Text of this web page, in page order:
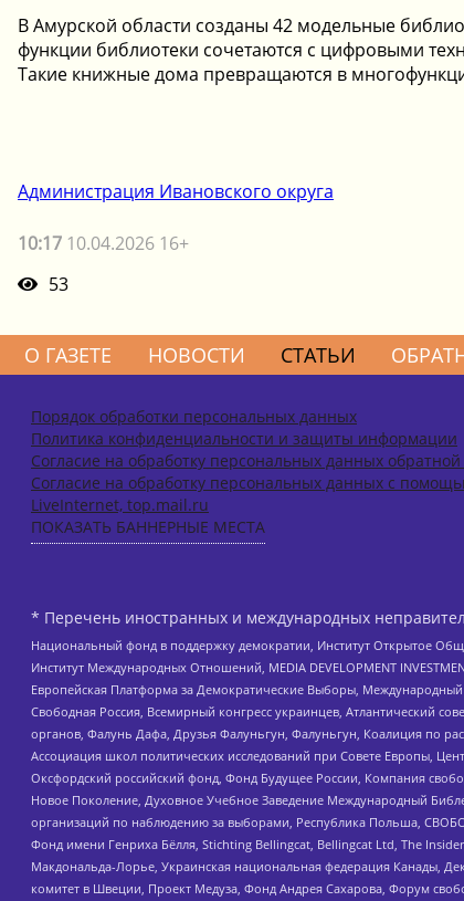
В Амурской области созданы 42 модельные
функции библиотеки сочетаются с цифровыми
Такие книжные дома превращаются в
Администрация Ивановского округа
10:17 10.04.2026 16+
53
О ГАЗЕТЕ НОВОСТИ СТАТЬИ
Порядок обработки персональных данных
Политика конфиденциальности и защиты информации
Согласие на обработку персональных данных обратной
Согласие на обработку персональных данных с
LiveInternet, top.mail.ru
ПОКАЗАТЬ БАННЕРНЫЕ МЕСТА
* Перечень иностранных и международных
Национальный фонд в поддержку демократии, Институт Открытое
Институт Международных Отношений, MEDIA DEVELOPMENT
Европейская Платформа за Демократические Выборы,
Свободная Россия, Всемирный конгресс украинцев, Атлантический
органов, Фалунь Дафа, Друзья Фалуньгун, Фалуньгун, Коалиция по
Ассоциация школ политических исследований при Совете Европы,
Оксфордский российский фонд, Фонд Будущее России, Компания
Новое Поколение, Духовное Учебное Заведение Международный
организаций по наблюдению за выборами, Республика Польша,
Фонд имени Генриха Бёлля, Stichting Bellingcat, Bellingcat Ltd, The
Макдональда-Лорье, Украинская национальная федерация Канады,
комитет в Швеции, Проект Медуза, Фонд Андрея Сахарова, Форум